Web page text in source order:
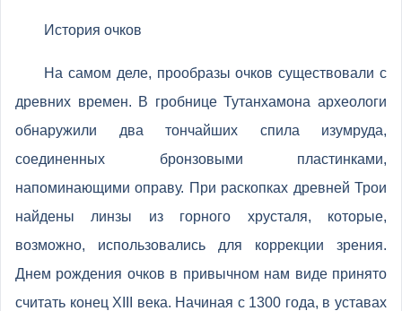
История очков
На самом деле, прообразы очков существовали с
древних времен. В гробнице Тутанхамона археологи
обнаружили два тончайших спила изумруда,
соединенных бронзовыми пластинками,
напоминающими оправу. При раскопках древней Трои
найдены линзы из горного хрусталя, которые,
возможно, использовались для коррекции зрения.
Днем рождения очков в привычном нам виде принято
считать конец XIII века. Начиная с 1300 года, в уставах